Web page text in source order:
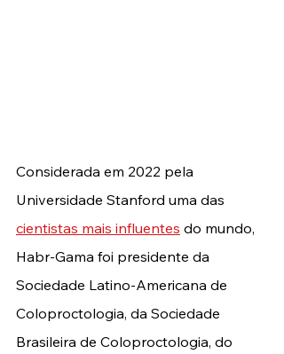
Considerada em 2022 pela
Universidade Stanford uma das
cientistas mais influentes do mundo,
Habr-Gama foi presidente da
Sociedade Latino-Americana de
Coloproctologia, da Sociedade
Brasileira de Coloproctologia, do